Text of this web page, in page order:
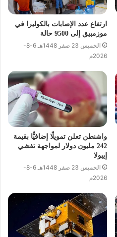
ارتفاع عدد الإصابات بالكوليرا في
موزمبيق إلى 9500 حالة
الخميس 23 صفر 1448هـ 6-8-
2026م
واشنطن تعلن تمويلًا إضافيًّا بقيمة
242 مليون دولار لمواجهة تفشي
إيبولا
الخميس 23 صفر 1448هـ 6-8-
2026م